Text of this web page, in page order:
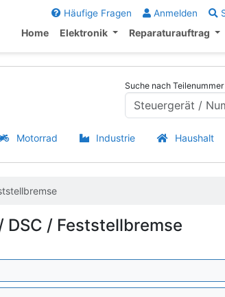
Häufige Fragen Anmelden
Home Elektronik Reparaturauftrag
Suche nach Teilenummer
Motorrad Industrie Haushalt
DSC / Feststellbremse